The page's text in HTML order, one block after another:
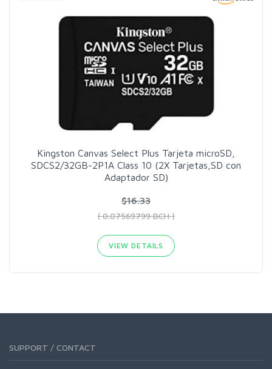
Kingston Canvas Select Plus Tarjeta microSD,
SDCS2/32GB-2P1A Class 10 (2X Tarjetas,SD con
Adaptador SD)
$16.33
( 0.07569799 BCH )
VIEW DETAILS
SUPPORT / CONTACT